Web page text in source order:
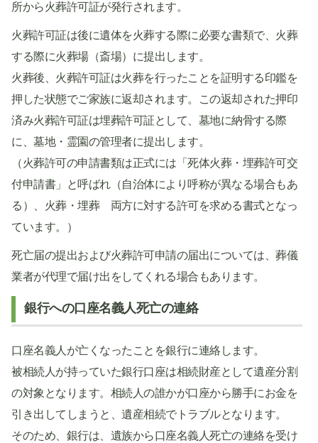
所から火葬許可証が発行されます。
火葬許可証は後に遺体を火葬する際に必要な書類で、火葬
する際に火葬場（斎場）に提出します。
火葬後、火葬許可証は火葬を行ったことを証明する印鑑を
押した状態でご家族に返却されます。この返却された押印
済み火葬許可証は埋葬許可証として、墓地に納骨する際
に、墓地・霊園の管理者に提出します。
（火葬許可の申請書類は正式には「死体火葬・埋葬許可交
付申請書」と呼ばれ（自治体により呼称が異なる場合もあ
る）、火葬・埋葬 両方に対する許可を求める書式となっ
ています。）
死亡届の提出および火葬許可申請の届出については、葬儀
業者が代理で届け出をしてくれる場合もあります。
銀行への口座名義人死亡の連絡
口座名義人が亡くなったことを銀行に連絡します。
被相続人が持っていた銀行口座は相続財産として遺産分割
の対象となります。相続人の誰かが口座から勝手にお金を
引き出してしまうと、遺産相続でトラブルとなります。
そのため、銀行は、遺族から口座名義人死亡の連絡を受け